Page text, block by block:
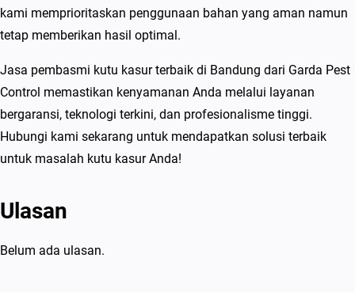
kami memprioritaskan penggunaan bahan yang aman namun
tetap memberikan hasil optimal.
Jasa pembasmi kutu kasur terbaik di Bandung dari Garda Pest
Control memastikan kenyamanan Anda melalui layanan
bergaransi, teknologi terkini, dan profesionalisme tinggi.
Hubungi kami sekarang untuk mendapatkan solusi terbaik
untuk masalah kutu kasur Anda!
Ulasan
Belum ada ulasan.